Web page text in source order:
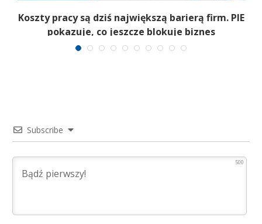
Koszty pracy są dziś największą barierą firm. PIE
pokazuje, co jeszcze blokuje biznes
Subscribe
500